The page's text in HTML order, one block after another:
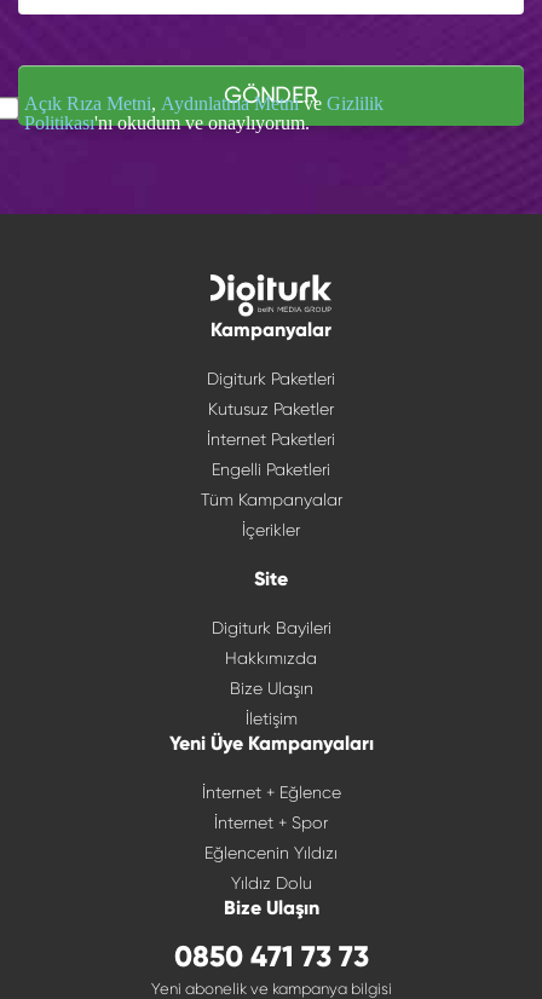
GÖNDER
Açık Rıza Metni, Aydınlatma Metnive Gizlilik
Politikası'nı okudum ve onaylıyorum.
Kampanyalar
Digiturk Paketleri
Kutusuz Paketler
İnternet Paketleri
Engelli Paketleri
Tüm Kampanyalar
İçerikler
Site
Digiturk Bayileri
Hakkımızda
Bize Ulaşın
İletişim
Yeni Üye Kampanyaları
İnternet + Eğlence
İnternet + Spor
Eğlencenin Yıldızı
Yıldız Dolu
Bize Ulaşın
0850 471 73 73
Yeni abonelik ve kampanya bilgisi